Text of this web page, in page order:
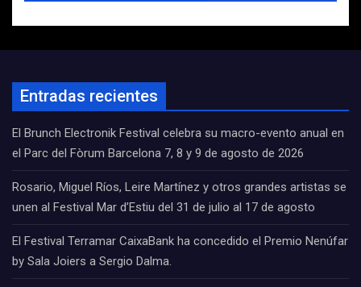
Entradas recientes
El Brunch Electronik Festival celebra su macro-evento anual en
el Parc del Fòrum Barcelona 7, 8 y 9 de agosto de 2026
Rosario, Miguel Ríos, Leire Martínez y otros grandes artistas se
unen al Festival Mar d’Estiu del 31 de julio al 17 de agosto
El Festival Terramar CaixaBank ha concedido el Premio Nenúfar
by Sala Joiers a Sergio Dalma.